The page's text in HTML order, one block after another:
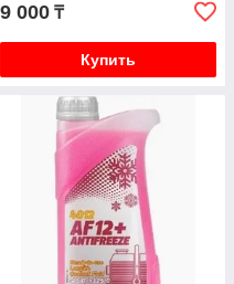
9 000 ₸
Купить